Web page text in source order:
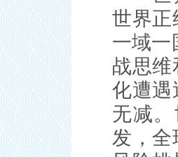
世界正
一域一
战思维
化遭遇
无减
发，全